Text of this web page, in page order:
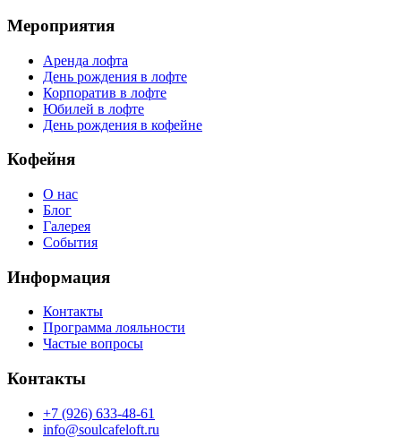
Мероприятия
Аренда лофта
День рождения в лофте
Корпоратив в лофте
Юбилей в лофте
День рождения в кофейне
Кофейня
О нас
Блог
Галерея
События
Информация
Контакты
Программа лояльности
Частые вопросы
Контакты
+7 (926) 633-48-61
info@soulcafeloft.ru